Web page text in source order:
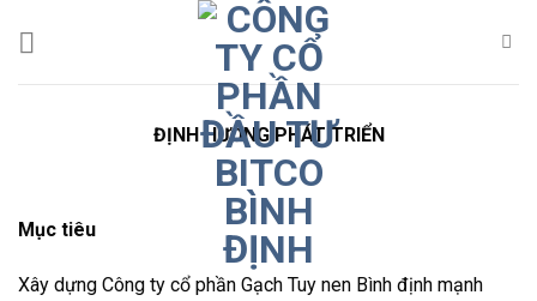
ĐỊNH HƯỚNG PHÁT TRIỂN
Mục tiêu
Xây dựng Công ty cổ phần Gạch Tuy nen Bình định mạnh